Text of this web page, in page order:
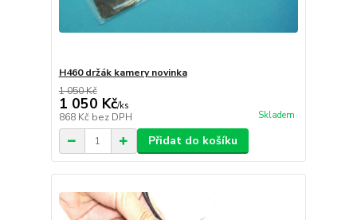
H460 držák kamery novinka
1 050 Kč
1 050 Kč/ks
868 Kč bez DPH Skladem
Přidat do košíku